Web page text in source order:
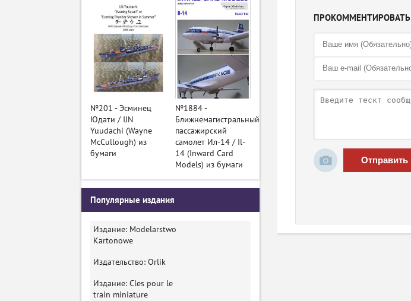
ПРОКОММЕНТИРОВАТЬ
Отправить
№201 - Эсминец
Юдати / IJN
Yuudachi (Wayne
McCullough) из
бумаги
№1884 -
Ближнемагистральный
пассажирский
самолет Ил-14 / Il-
14 (Inward Card
Models) из бумаги
Популярные издания
Издание: Modelarstwo
Kartonowe
Издательство: Orlik
Издание: Cles pour le
train miniature